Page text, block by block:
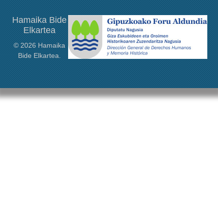
Hamaika Bide
Elkartea
© 2026 Hamaika
Bide Elkartea.